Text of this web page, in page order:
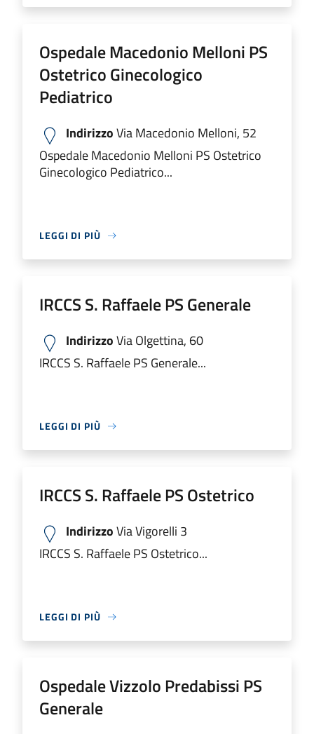
Ospedale Macedonio Melloni PS
Ostetrico Ginecologico
Pediatrico
IndirizzoVia Macedonio Melloni, 52
Ospedale Macedonio Melloni PS Ostetrico
Ginecologico Pediatrico...
LEGGI DI PIÙ
IRCCS S. Raffaele PS Generale
IndirizzoVia Olgettina, 60
IRCCS S. Raffaele PS Generale...
LEGGI DI PIÙ
IRCCS S. Raffaele PS Ostetrico
IndirizzoVia Vigorelli 3
IRCCS S. Raffaele PS Ostetrico...
LEGGI DI PIÙ
Ospedale Vizzolo Predabissi PS
Generale